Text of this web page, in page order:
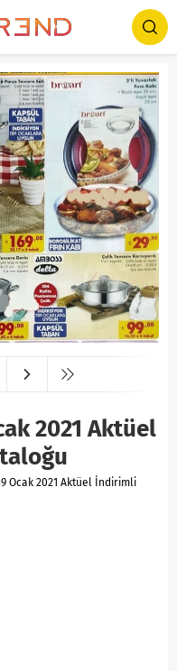
2021 Aktüel
Ocak 2021 Aktüel İndirimli